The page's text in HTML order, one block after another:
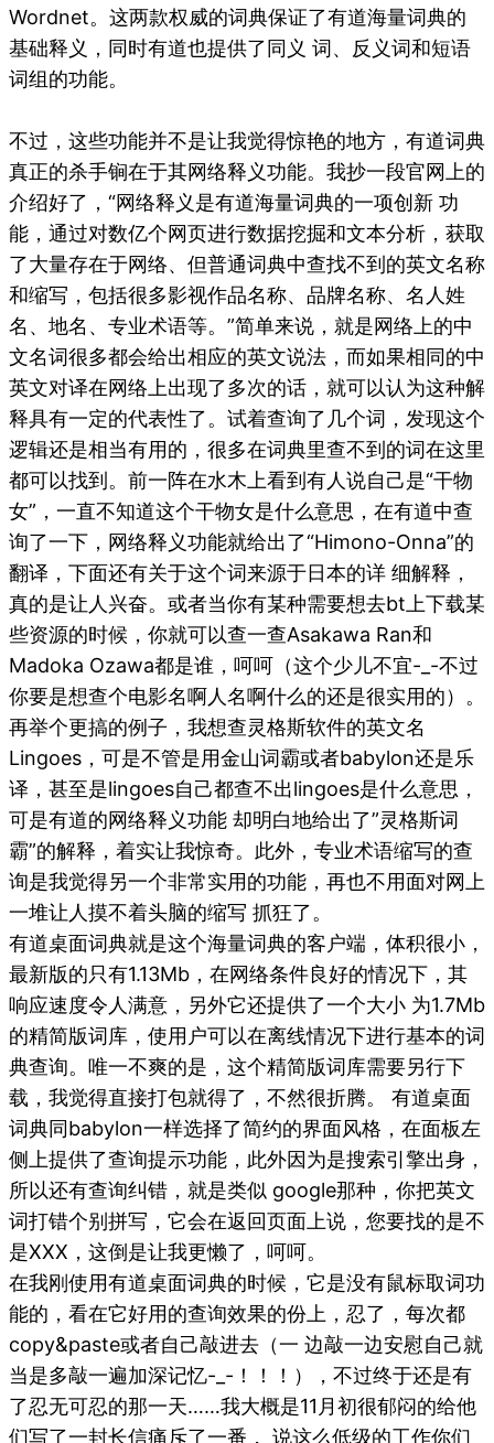
Wordnet。这两款权威的词典保证了有道海量词典的
基础释义，同时有道也提供了同义 词、反义词和短语
词组的功能。
不过，这些功能并不是让我觉得惊艳的地方，有道词典
真正的杀手锏在于其网络释义功能。我抄一段官网上的
介绍好了，“网络释义是有道海量词典的一项创新 功
能，通过对数亿个网页进行数据挖掘和文本分析，获取
了大量存在于网络、但普通词典中查找不到的英文名称
和缩写，包括很多影视作品名称、品牌名称、名人姓
名、地名、专业术语等。”简单来说，就是网络上的中
文名词很多都会给出相应的英文说法，而如果相同的中
英文对译在网络上出现了多次的话，就可以认为这种解
释具有一定的代表性了。试着查询了几个词，发现这个
逻辑还是相当有用的，很多在词典里查不到的词在这里
都可以找到。前一阵在水木上看到有人说自己是“干物
女”，一直不知道这个干物女是什么意思，在有道中查
询了一下，网络释义功能就给出了“Himono-Onna”的
翻译，下面还有关于这个词来源于日本的详 细解释，
真的是让人兴奋。或者当你有某种需要想去bt上下载某
些资源的时候，你就可以查一查Asakawa Ran和
Madoka Ozawa都是谁，呵呵（这个少儿不宜-_-不过
你要是想查个电影名啊人名啊什么的还是很实用的）。
再举个更搞的例子，我想查灵格斯软件的英文名
Lingoes，可是不管是用金山词霸或者babylon还是乐
译，甚至是lingoes自己都查不出lingoes是什么意思，
可是有道的网络释义功能 却明白地给出了”灵格斯词
霸”的解释，着实让我惊奇。此外，专业术语缩写的查
询是我觉得另一个非常实用的功能，再也不用面对网上
一堆让人摸不着头脑的缩写 抓狂了。
有道桌面词典就是这个海量词典的客户端，体积很小，
最新版的只有1.13Mb，在网络条件良好的情况下，其
响应速度令人满意，另外它还提供了一个大小 为1.7Mb
的精简版词库，使用户可以在离线情况下进行基本的词
典查询。唯一不爽的是，这个精简版词库需要另行下
载，我觉得直接打包就得了，不然很折腾。 有道桌面
词典同babylon一样选择了简约的界面风格，在面板左
侧上提供了查询提示功能，此外因为是搜索引擎出身，
所以还有查询纠错，就是类似 google那种，你把英文
词打错个别拼写，它会在返回页面上说，您要找的是不
是XXX，这倒是让我更懒了，呵呵。
在我刚使用有道桌面词典的时候，它是没有鼠标取词功
能的，看在它好用的查询效果的份上，忍了，每次都
copy&paste或者自己敲进去（一 边敲一边安慰自己就
当是多敲一遍加深记忆-_-！！！），不过终于还是有
了忍无可忍的那一天……我大概是11月初很郁闷的给他
们写了一封长信痛斥了一番， 说这么低级的工作你们